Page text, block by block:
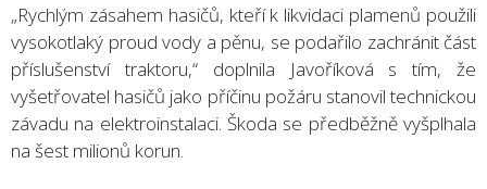
„Rychlým zásahem hasičů, kteří k likvidaci plamenů použili
vysokotlaký proud vody a pěnu, se podařilo zachránit část
příslušenství traktoru,“ doplnila Javoříková s tím, že
vyšetřovatel hasičů jako příčinu požáru stanovil technickou
závadu na elektroinstalaci. Škoda se předběžně vyšplhala
na šest milionů korun.